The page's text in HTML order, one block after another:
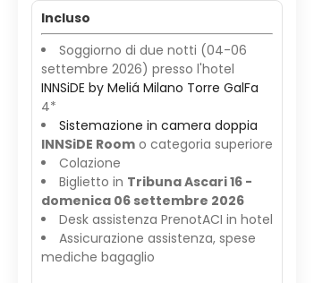
Incluso
Soggiorno di due notti (04-06
settembre 2026) presso l'hotel
INNSiDE by Meliá Milano Torre GalFa
4*
Sistemazione in camera doppia
INNSiDE Room o categoria superiore
Colazione
Biglietto in Tribuna Ascari 16 -
domenica 06 settembre 2026
Desk assistenza PrenotACI in hotel
Assicurazione assistenza, spese
mediche bagaglio